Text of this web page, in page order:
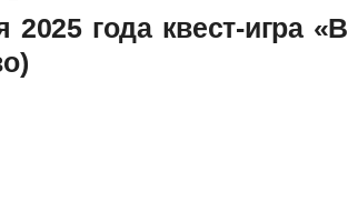
2025 года квест-игра